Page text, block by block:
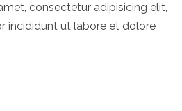
consectetur adipisicing elit,
incididunt ut labore et dolore